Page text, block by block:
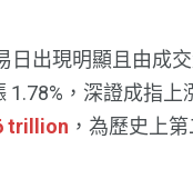
日出現明顯且由成
，深證成指上
trillion ，為歷史上